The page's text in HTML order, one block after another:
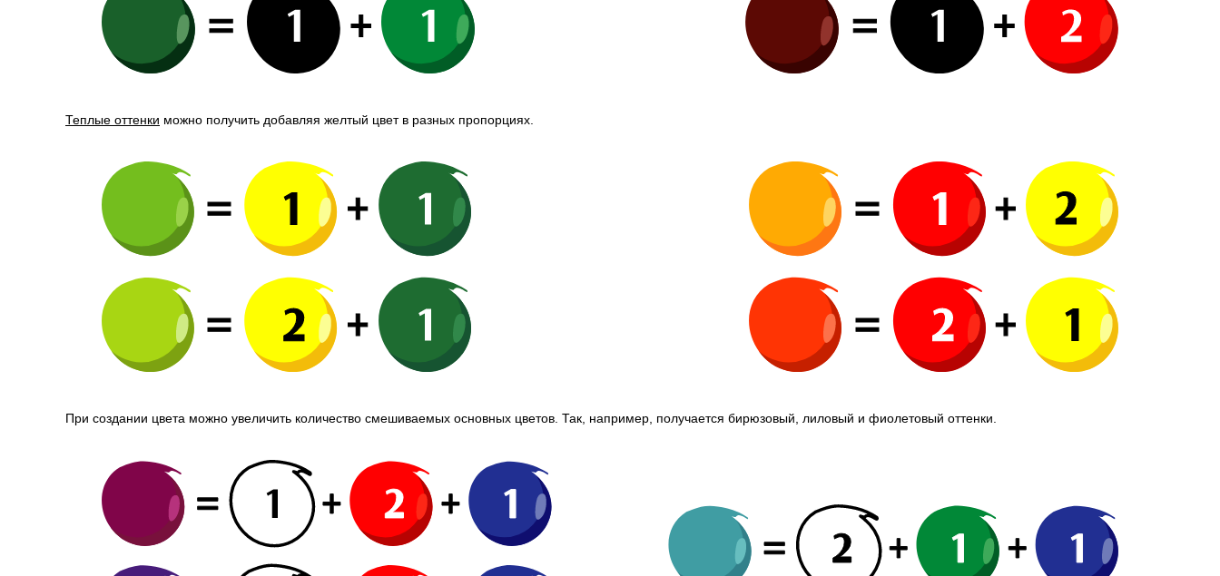
Теплые оттенки можно получить добавляя желтый цвет в разных пропорциях.
При создании цвета можно увеличить количество смешиваемых основных цветов. Так, например, получается бирюзовый, лиловый и фиолетовый оттенки.